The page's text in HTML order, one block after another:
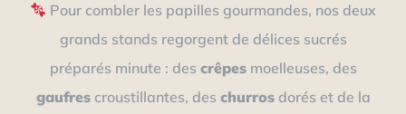
Pour combler les papilles gourmandes, nos deux
grands stands regorgent de délices sucrés
préparés minute : des crêpesmoelleuses, des
gaufrescroustillantes, des churrosdorés et de la